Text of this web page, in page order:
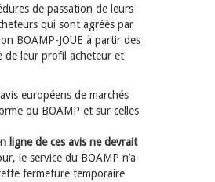
de passation de leurs
qui sont agréés par
BOAMP-JOUE à partir des
de leur profil acheteur et
européens de marchés
du BOAMP et sur celles
ligne de ces avis ne devrait
le service du BOAMP n’a
fermeture temporaire